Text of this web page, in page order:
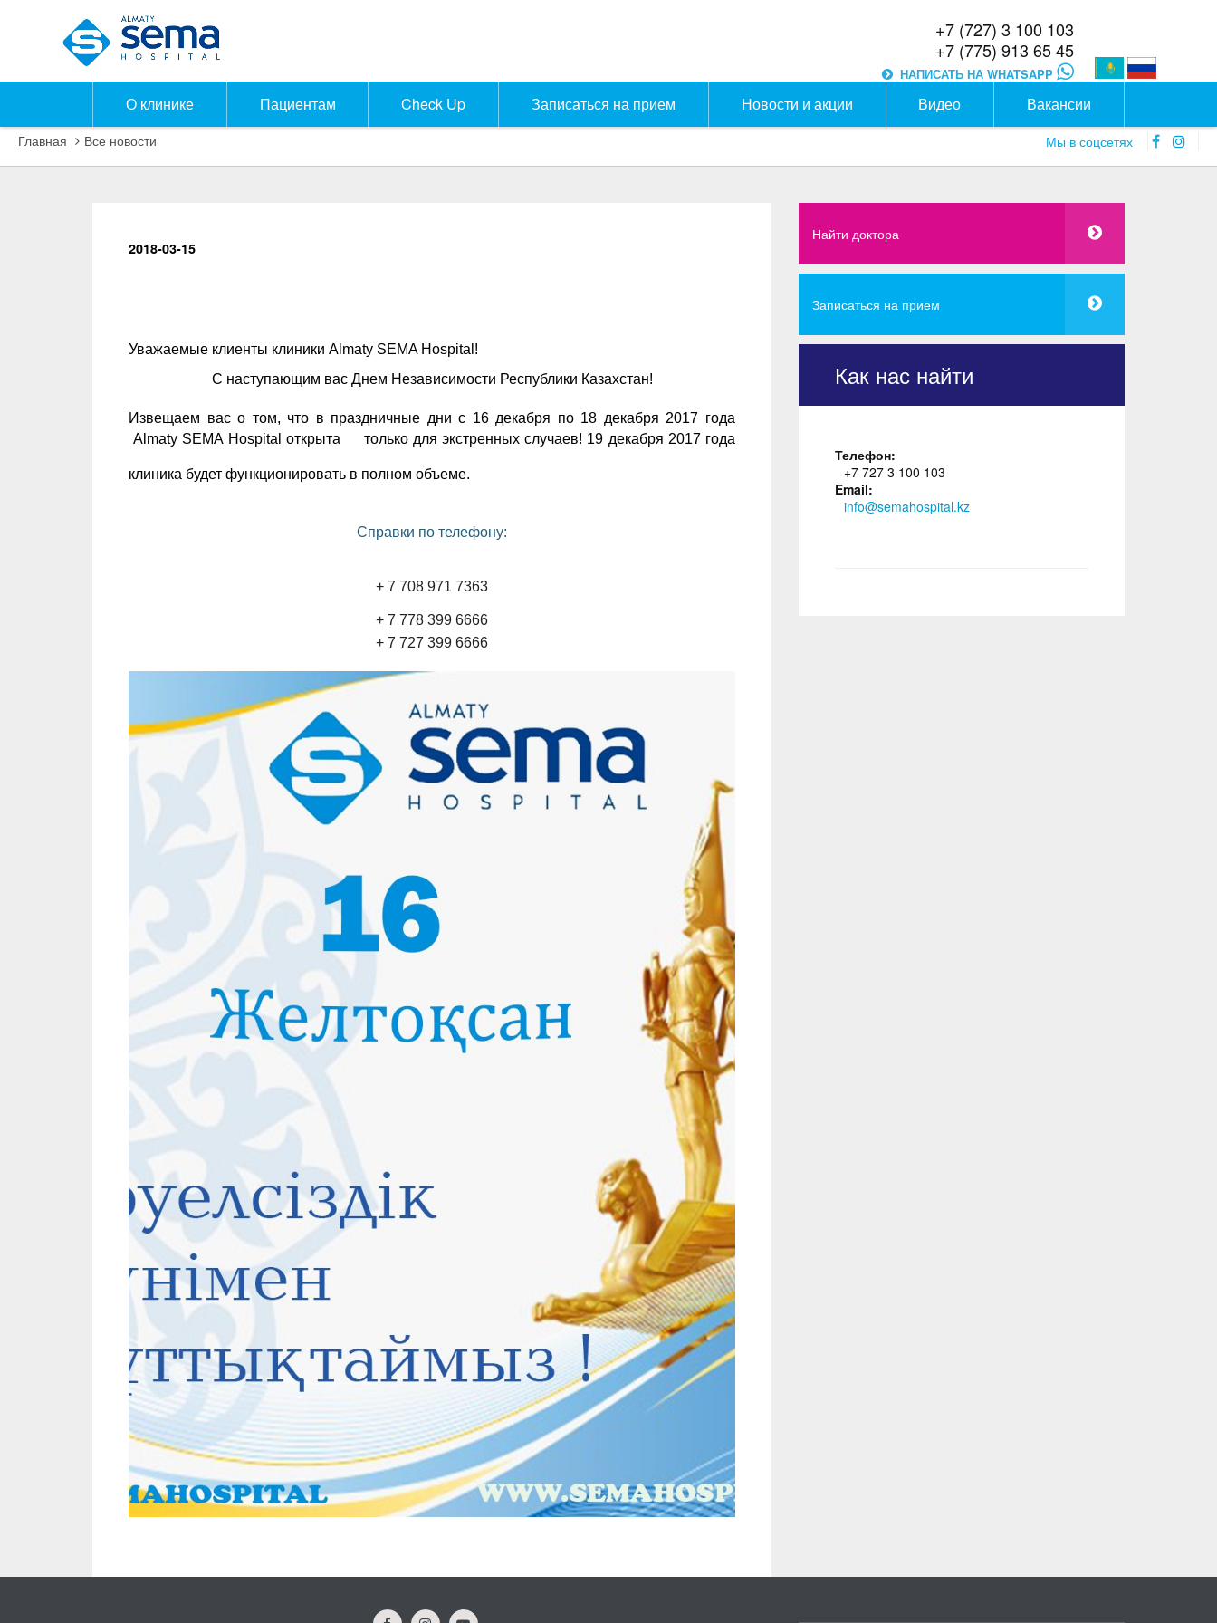
О клинике Пациентам Check Up Записаться на прием Новости и акции Видео Вакансии
+7 (727) 3 100 103
+7 (775) 913 65 45
НАПИСАТЬ НА WHATSAPP
Мы в соцсетях
Главная Все новости
2018-03-15
Уважаемые клиенты клиники Almaty SEMA Hospital !
С наступающим вас Днем Независимости Республики Казахстан!
Извещаем вас о том, что в праздничные дни с 16 декабря по 18 декабря 2017 года
Almaty SEMA Hospital открыта только для экстренных случаев! 19 декабря 2017 года
клиника будет функционировать в полном объеме.
Справки по телефону:
+ 7 708 971 7363
+ 7 778 399 6666
+ 7 727 399 6666
Найти доктора
Записаться на прием
Как нас найти
Телефон:
+7 727 3 100 103
Email:
info@semahospital.kz